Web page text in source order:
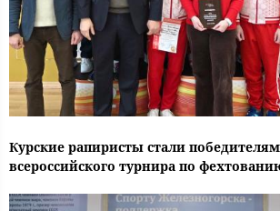
Курские рапиристы стали
всероссийского турнира по